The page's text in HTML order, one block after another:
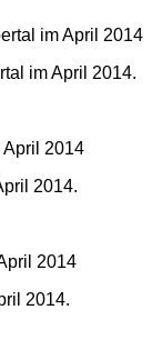
im April 2014.
2014.
2014.